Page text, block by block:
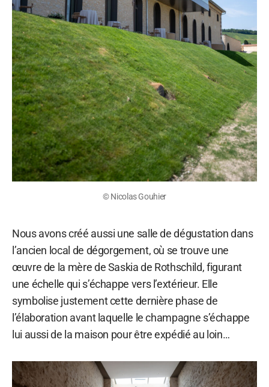
© Nicolas Gouhier
Nous avons créé aussi une salle de dégustation dans
l’ancien local de dégorgement, où se trouve une
œuvre de la mère de Saskia de Rothschild, figurant
une échelle qui s’échappe vers l’extérieur. Elle
symbolise justement cette dernière phase de
l’élaboration avant laquelle le champagne s’échappe
lui aussi de la maison pour être expédié au loin…